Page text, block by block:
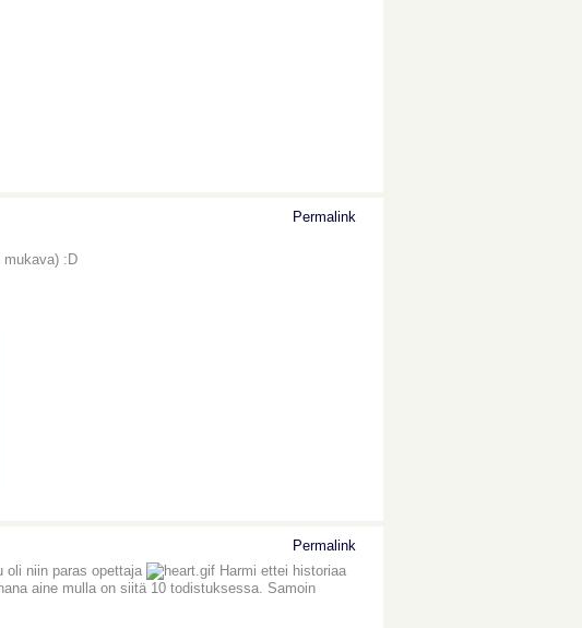
Permalink
mukava) :D
Permalink
oli niin paras opettaja
Harmi ettei historiaa
aine mulla on siitä 10 todistuksessa. Samoin